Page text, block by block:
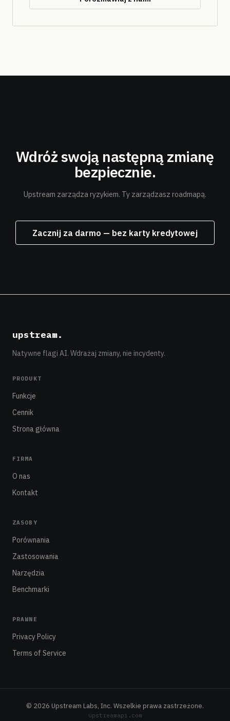
Wdróż swoją następną zmianę
bezpiecznie.
Upstream zarządza ryzykiem. Ty zarządzasz roadmapą.
Zacznij za darmo — bez karty kredytowej
upstream.
Natywne flagi AI. Wdrażaj zmiany, nie incydenty.
PRODUKT
Funkcje
Cennik
Strona główna
FIRMA
O nas
Kontakt
ZASOBY
Porównania
Zastosowania
Narzędzia
Benchmarki
PRAWNE
Privacy Policy
Terms of Service
© 2026 Upstream Labs, Inc. Wszelkie prawa zastrzeżone.
upstreamapi.com